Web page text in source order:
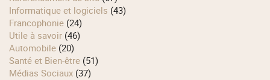
Informatique et logiciels (43)
Francophonie (24)
Utile à savoir (46)
Automobile (20)
Santé et Bien-être (51)
Médias Sociaux (37)